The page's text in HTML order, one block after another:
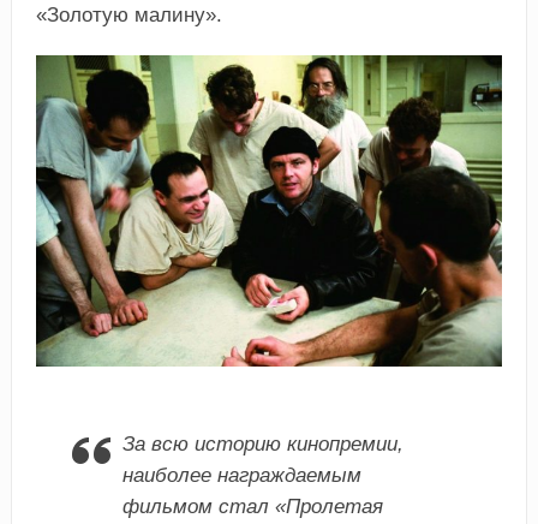
«Золотую малину».
За всю историю кинопремии,
наиболее награждаемым
фильмом стал «Пролетая